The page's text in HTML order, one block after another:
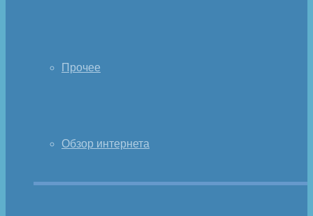
Прочее
Обзор интернета